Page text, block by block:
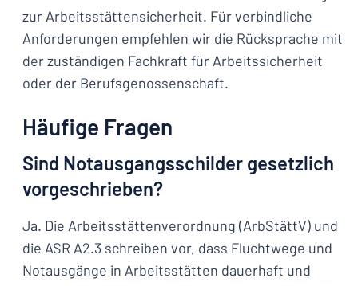
zur Arbeitsstättensicherheit. Für verbindliche
Anforderungen empfehlen wir die Rücksprache mit
der zuständigen Fachkraft für Arbeitssicherheit
oder der Berufsgenossenschaft.
Häufige Fragen
Sind Notausgangsschilder gesetzlich
vorgeschrieben?
Ja. Die Arbeitsstättenverordnung (ArbStättV) und
die ASR A2.3 schreiben vor, dass Fluchtwege und
Notausgänge in Arbeitsstätten dauerhaft und